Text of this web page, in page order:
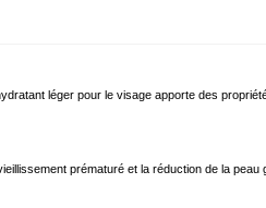
léger pour le visage apporte des
prématuré et la réduction de la peau